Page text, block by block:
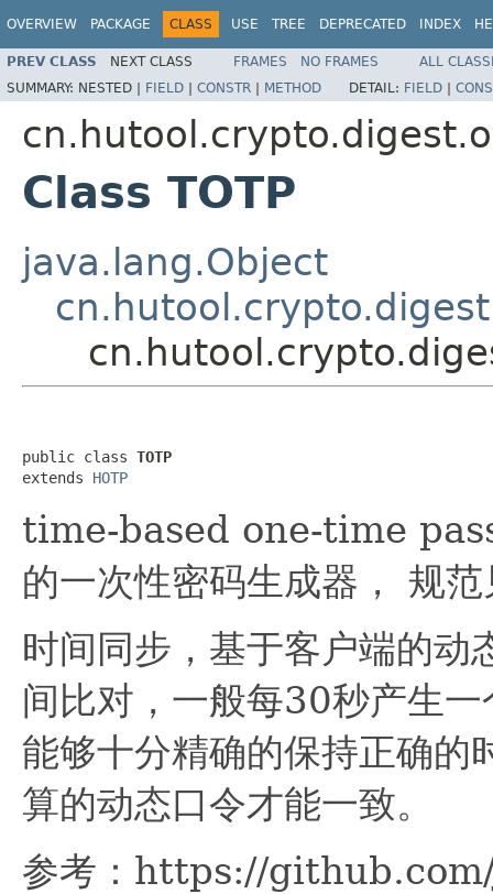
OVERVIEW PACKAGE CLASS USE TREE DEPRECATED INDEX
PREV CLASS NEXT CLASS FRAMES NO FRAMES
ALL
SUMMARY: NESTED | FIELD | CONSTR | METHOD DETAIL: FIELD |
Class TOTP
java.lang.Object
public class TOTP
extends HOTP
time-based one-time
的一次性密码生成器， 规范
时间同步，基于客户端的动
间比对，一般每30秒产生
能够十分精确的保持正确的
算的动态口令才能一致。
参考：https://